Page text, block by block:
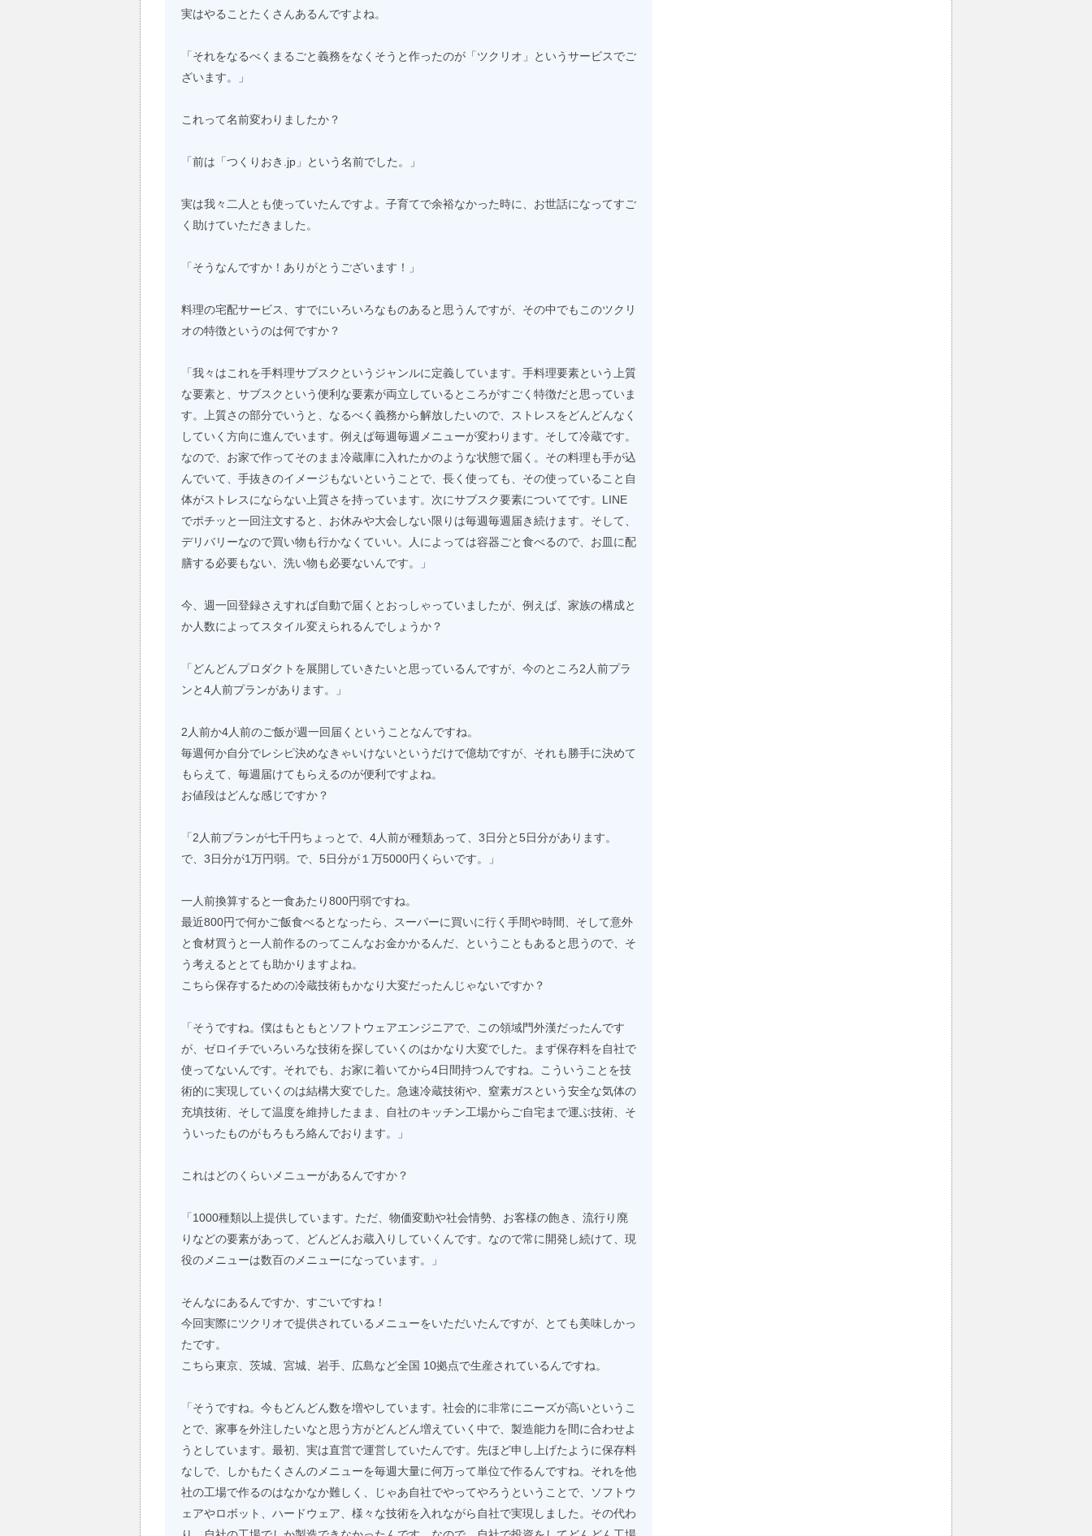
実はやることたくさんあるんですよね。
「それをなるべくまるごと義務をなくそうと作ったのが「ツクリオ」というサービスでご
ざいます。」
これって名前変わりましたか？
「前は「つくりおき.jp」という名前でした。」
実は我々二人とも使っていたんですよ。子育てで余裕なかった時に、お世話になってすご
く助けていただきました。
「そうなんですか！ありがとうございます！」
料理の宅配サービス、すでにいろいろなものあると思うんですが、その中でもこのツクリ
オの特徴というのは何ですか？
「我々はこれを手料理サブスクというジャンルに定義しています。手料理要素という上質
な要素と、サブスクという便利な要素が両立しているところがすごく特徴だと思っていま
す。上質さの部分でいうと、なるべく義務から解放したいので、ストレスをどんどんなく
していく方向に進んでいます。例えば毎週毎週メニューが変わります。そして冷蔵です。
なので、お家で作ってそのまま冷蔵庫に入れたかのような状態で届く。その料理も手が込
んでいて、手抜きのイメージもないということで、長く使っても、その使っていること自
体がストレスにならない上質さを持っています。次にサブスク要素についてです。LINE
でポチッと一回注文すると、お休みや大会しない限りは毎週毎週届き続けます。そして、
デリバリーなので買い物も行かなくていい。人によっては容器ごと食べるので、お皿に配
膳する必要もない、洗い物も必要ないんです。」
今、週一回登録さえすれば自動で届くとおっしゃっていましたが、例えば、家族の構成と
か人数によってスタイル変えられるんでしょうか？
「どんどんプロダクトを展開していきたいと思っているんですが、今のところ2人前プラ
ンと4人前プランがあります。」
2人前か4人前のご飯が週一回届くということなんですね。
毎週何か自分でレシピ決めなきゃいけないというだけで億劫ですが、それも勝手に決めて
もらえて、毎週届けてもらえるのが便利ですよね。
お値段はどんな感じですか？
「2人前プランが七千円ちょっとで、4人前が種類あって、3日分と5日分があります。
で、3日分が1万円弱。で、5日分が１万5000円くらいです。」
一人前換算すると一食あたり800円弱ですね。
最近800円で何かご飯食べるとなったら、スーパーに買いに行く手間や時間、そして意外
と食材買うと一人前作るのってこんなお金かかるんだ、ということもあると思うので、そ
う考えるととても助かりますよね。
こちら保存するための冷蔵技術もかなり大変だったんじゃないですか？
「そうですね。僕はもともとソフトウェアエンジニアで、この領域門外漢だったんです
が、ゼロイチでいろいろな技術を探していくのはかなり大変でした。まず保存料を自社で
使ってないんです。それでも、お家に着いてから4日間持つんですね。こういうことを技
術的に実現していくのは結構大変でした。急速冷蔵技術や、窒素ガスという安全な気体の
充填技術、そして温度を維持したまま、自社のキッチン工場からご自宅まで運ぶ技術、そ
ういったものがもろもろ絡んでおります。」
これはどのくらいメニューがあるんですか？
「1000種類以上提供しています。ただ、物価変動や社会情勢、お客様の飽き、流行り廃
りなどの要素があって、どんどんお蔵入りしていくんです。なので常に開発し続けて、現
役のメニューは数百のメニューになっています。」
そんなにあるんですか、すごいですね！
今回実際にツクリオで提供されているメニューをいただいたんですが、とても美味しかっ
たです。
こちら東京、茨城、宮城、岩手、広島など全国 10拠点で生産されているんですね。
「そうですね。今もどんどん数を増やしています。社会的に非常にニーズが高いというこ
とで、家事を外注したいなと思う方がどんどん増えていく中で、製造能力を間に合わせよ
うとしています。最初、実は直営で運営していたんです。先ほど申し上げたように保存料
なしで、しかもたくさんのメニューを毎週大量に何万って単位で作るんですね。それを他
社の工場で作るのはなかなか難しく、じゃあ自社でやってやろうということで、ソフトウ
ェアやロボット、ハードウェア、様々な技術を入れながら自社で実現しました。その代わ